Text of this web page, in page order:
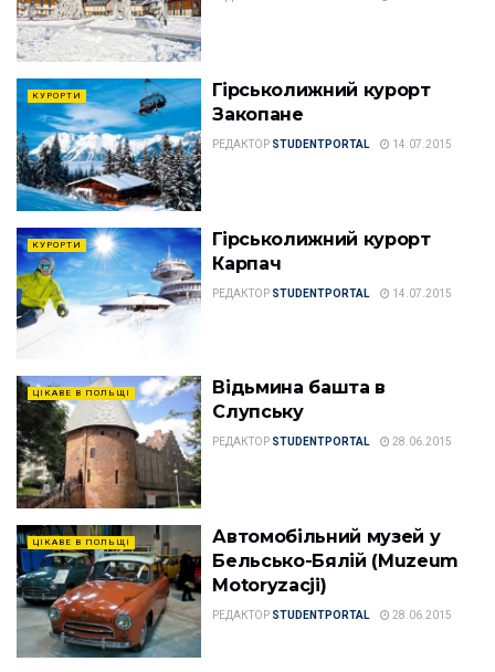
КУРОРТИ
Гірськолижний курорт
Закопане
РЕДАКТОР STUDENTPORTAL 14.07.2015
КУРОРТИ
Гірськолижний курорт
Карпач
РЕДАКТОР STUDENTPORTAL 14.07.2015
ЦІКАВЕ В ПОЛЬЩІ
Відьмина башта в
Слупську
РЕДАКТОР STUDENTPORTAL 28.06.2015
ЦІКАВЕ В ПОЛЬЩІ
Автомобільний музей у
Бельсько-Бялій (Muzeum
Motoryzacji)
РЕДАКТОР STUDENTPORTAL 28.06.2015